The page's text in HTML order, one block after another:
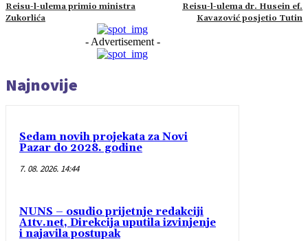
Reisu-l-ulema primio ministra
Zukorlića
Reisu-l-ulema dr. Husein ef.
Kavazović posjetio Tutin
- Advertisement -
Najnovije
Sedam novih projekata za Novi
Pazar do 2028. godine
7. 08. 2026. 14:44
NUNS – osudio prijetnje redakciji
A1tv.net, Direkcija uputila izvinjenje
i najavila postupak